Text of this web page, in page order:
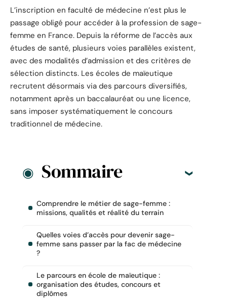
L’inscription en faculté de médecine n’est plus le
passage obligé pour accéder à la profession de sage-
femme en France. Depuis la réforme de l’accès aux
études de santé, plusieurs voies parallèles existent,
avec des modalités d’admission et des critères de
sélection distincts. Les écoles de maïeutique
recrutent désormais via des parcours diversifiés,
notamment après un baccalauréat ou une licence,
sans imposer systématiquement le concours
traditionnel de médecine.
Sommaire
Comprendre le métier de sage-femme :
missions, qualités et réalité du terrain
Quelles voies d’accès pour devenir sage-
femme sans passer par la fac de médecine
?
Le parcours en école de maïeutique :
organisation des études, concours et
diplômes